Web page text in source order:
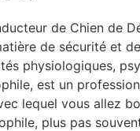
de Chien de
de sécurité et
physiologiques,
est un
lequel vous allez
plus pas